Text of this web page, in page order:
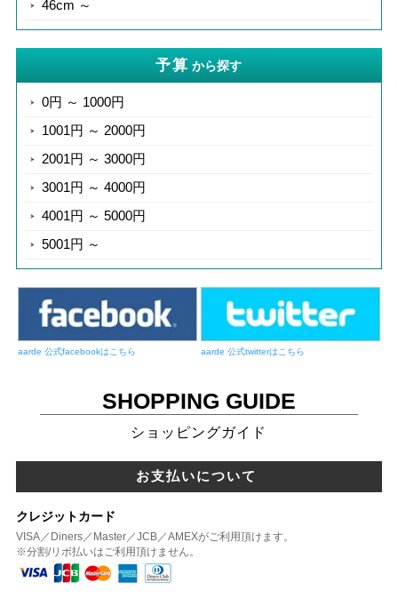
46cm ～
予算 から探す
0円 ～ 1000円
1001円 ～ 2000円
2001円 ～ 3000円
3001円 ～ 4000円
4001円 ～ 5000円
5001円 ～
aarde 公式facebookはこちら aarde 公式twitterはこちら
SHOPPING GUIDE
ショッピングガイド
お支払いについて
クレジットカード
VISA／Diners／Master／JCB／AMEXがご利用頂けます。
※分割/リボ払いはご利用頂けません。